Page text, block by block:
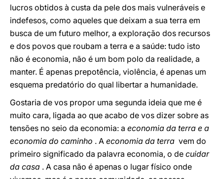
lucros obtidos à custa da pele dos mais vulneráveis e
indefesos, como aqueles que deixam a sua terra em
busca de um futuro melhor, a exploração dos recursos
e dos povos que roubam a terra e a saúde: tudo isto
não é economia, não é um bom polo da realidade, a
manter. É apenas prepotência, violência, é apenas um
esquema predatório do qual libertar a humanidade.
Gostaria de vos propor uma segunda ideia que me é
muito cara, ligada ao que acabo de vos dizer sobre as
tensões no seio da economia: a economia da terra e a
economia do caminho . A economia da terra vem do
primeiro significado da palavra economia, o de cuidar
da casa . A casa não é apenas o lugar físico onde